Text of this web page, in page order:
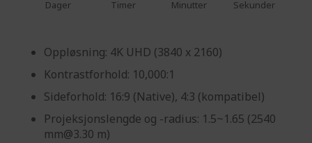
Dager Timer Minutter Sekunder
Oppløsning: 4K UHD (3840 x 2160)
Kontrastforhold: 10,000:1
Sideforhold: 16:9 (Native), 4:3 (kompatibel)
Projeksjonslengde og -radius: 1.5~1.65 (2540
mm@3.30 m)